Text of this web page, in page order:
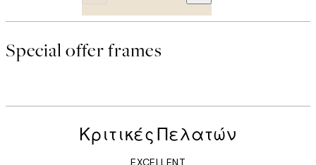
Special offer frames
Κριτικές Πελατών
EXCELLENT